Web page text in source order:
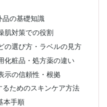
品の基礎知識
肌対策での役割
の選び方・ラベルの見方
化粧品・処方薬の違い
示の信頼性・根拠
ためのスキンケア方法
本手順